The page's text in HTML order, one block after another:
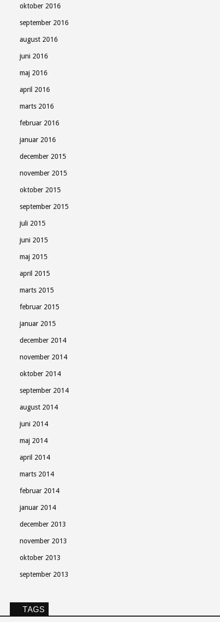
oktober 2016
september 2016
august 2016
juni 2016
maj 2016
april 2016
marts 2016
februar 2016
januar 2016
december 2015
november 2015
oktober 2015
september 2015
juli 2015
juni 2015
maj 2015
april 2015
marts 2015
februar 2015
januar 2015
december 2014
november 2014
oktober 2014
september 2014
august 2014
juni 2014
maj 2014
april 2014
marts 2014
februar 2014
januar 2014
december 2013
november 2013
oktober 2013
september 2013
TAGS